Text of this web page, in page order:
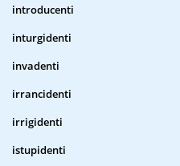
introducenti
inturgidenti
invadenti
irrancidenti
irrigidenti
istupidenti